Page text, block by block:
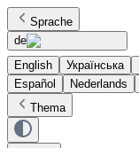
Sprache
de
English
Українська
Español
Nederlands
Thema